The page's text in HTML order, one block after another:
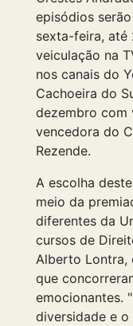
episódios
sexta-feira, até
veiculação na
nos canais do
Cachoeira do
dezembro com
vencedora do
Rezende.
A escolha
meio da
diferentes da
cursos de
Alberto Lontra,
que
emocionantes.
diversidade e